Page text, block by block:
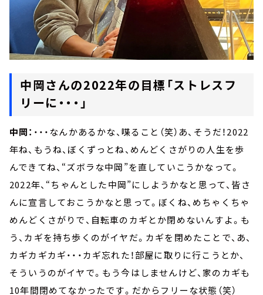
中岡さんの2022年の目標「ストレスフ
リーに・・・」
中岡： ・・・なんかあるかな、喋ること（笑）あ、そうだ！2022
年ね、もうね、ぼくずっとね、めんどくさがりの人生を歩
んできてね、“ズボラな中岡”を直していこうかなって。
2022年、“ちゃんとした中岡”にしようかなと思って、皆さ
んに宣言しておこうかなと思って。ぼくね、めちゃくちゃ
めんどくさがりで、自転車のカギとか閉めないんすよ。も
う、カギを持ち歩くのがイヤだ。カギを閉めたことで、あ、
カギカギカギ・・・カギ忘れた！部屋に取りに行こうとか、
そういうのがイヤで。もう今はしませんけど、家のカギも
10年間閉めてなかったです。だからフリーな状態（笑）